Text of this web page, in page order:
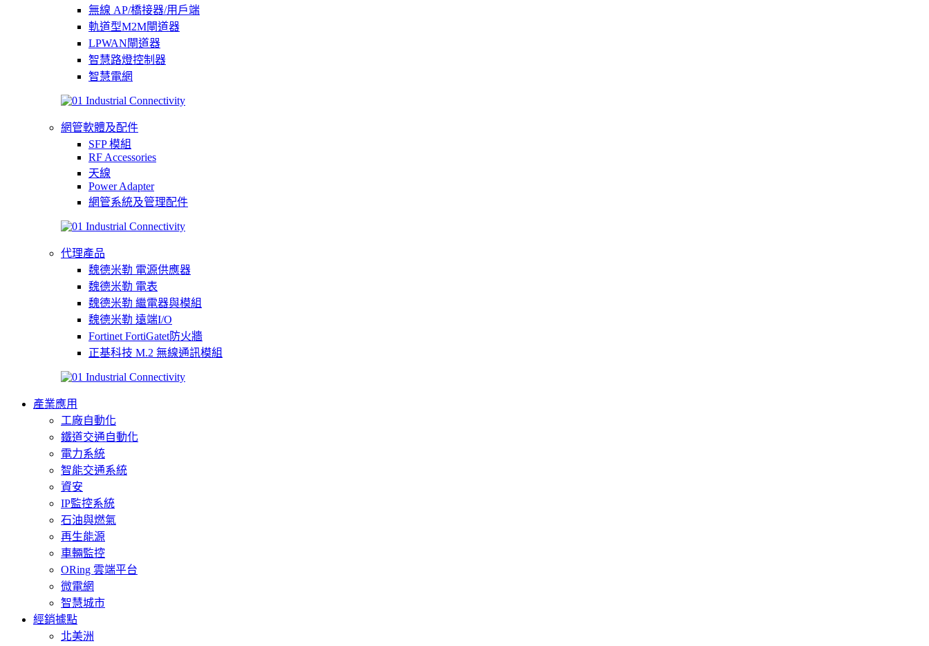
無線 AP/橋接器/用戶端
軌道型M2M閘道器
LPWAN閘道器
智慧路燈控制器
智慧電網
網管軟體及配件
SFP 模組
RF Accessories
天線
Power Adapter
網管系統及管理配件
代理產品
魏德米勒 電源供應器
魏德米勒 電表
魏德米勒 繼電器與模組
魏德米勒 遠端I/O
Fortinet FortiGatet防火牆
正基科技 M.2 無線通訊模組
產業應用
工廠自動化
鐵道交通自動化
電力系統
智能交通系統
資安
IP監控系統
石油與燃氣
再生能源
車輛監控
ORing 雲端平台
微電網
智慧城市
經銷據點
北美洲